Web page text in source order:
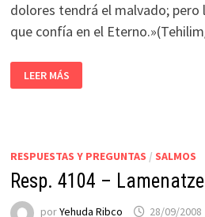
dolores tendrá el malvado; pero
que confía en el
LEER MÁS
RESPUESTAS Y PREGUNTAS / SALMOS
Resp. 4104 –
porYehuda Ribco 28/09/2008